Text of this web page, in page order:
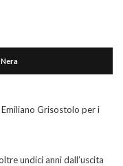
Grisostolo per i
undici anni dall’uscita